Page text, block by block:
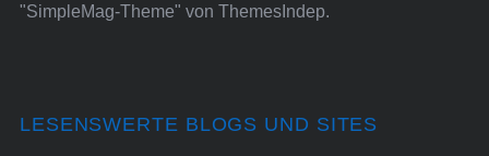
"SimpleMag-Theme" von ThemesIndep.
LESENSWERTE BLOGS UND SITES